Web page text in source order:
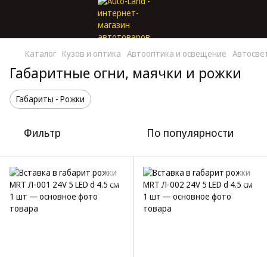
Каталог Кузов и оптика Автооптика и освещение
Габаритные огни, маячки и рожки
Габариты - Рожки
Фильтр По популярности